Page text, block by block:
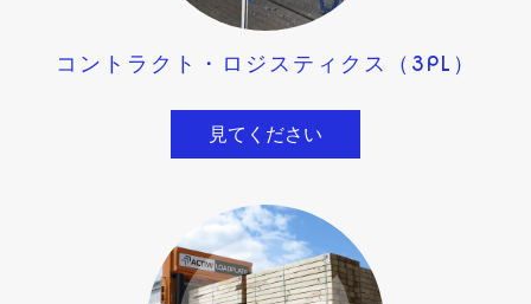
コントラクト・ロジスティクス（3PL）
見てください